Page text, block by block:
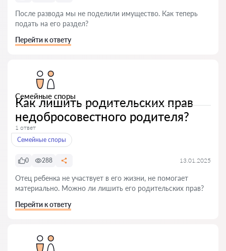
После развода мы не поделили имущество. Как теперь
подать на его раздел?
Перейти к ответу
Семейные споры
Как лишить родительских прав
недобросовестного родителя?
1 ответ
Семейные споры
0 288 13.01.2025
Отец ребенка не участвует в его жизни, не помогает
материально. Можно ли лишить его родительских прав?
Перейти к ответу